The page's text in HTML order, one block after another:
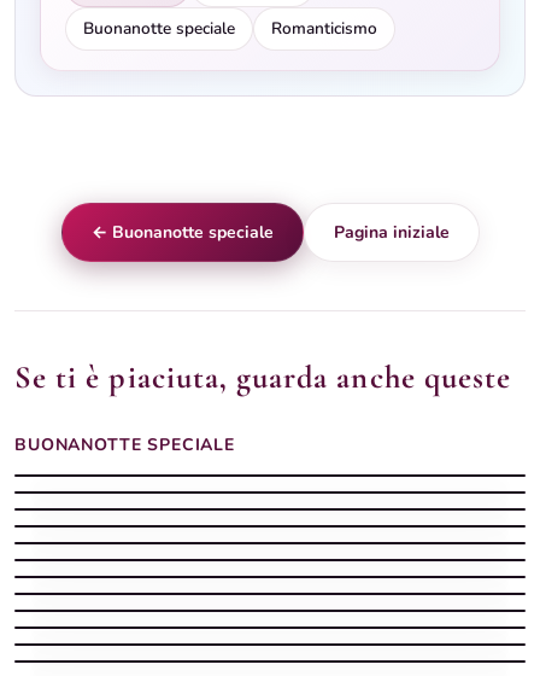
Buonanotte speciale
Romanticismo
Se ti è piaciuta, guarda anche queste
BUONANOTTE SPECIALE
Buonanotte speciale con stelle cuore
Buona notte buonanotte e sogni d'oro fulmine forma
Buonanotte speciale con notte magica
Buonanotte estiva con luna piena e cuore dorato sulla sabbia
Buonanotte speciale con emozione sera
Buonanotte originale con compleanno — speciale per te
Buonanotte speciale con sogni unici
Buonanotte speciale con luce speciale
Buonanotte speciale con cuore stelle
Gratitudine unica alla sera — buonanotte speciale
Buonanotte speciale con riflessi — qualcosa di più
← Buonanotte speciale Pagina iniziale